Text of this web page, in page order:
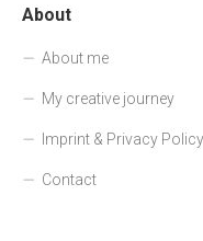
About
About me
My creative journey
Imprint & Privacy Policy
Contact